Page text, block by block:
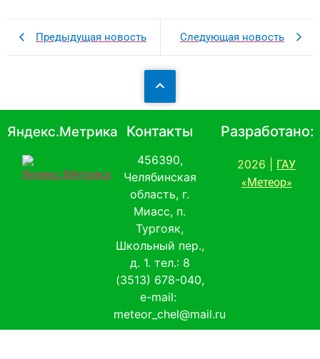
Предыдущая новость Следующая новость
Яндекс.Метрика Контакты
456390,
Челябинская
область, г.
Миасс, п.
Тургояк,
Школьный пер.,
д. 1. тел.: 8
(3513) 678-040,
e-mail:
meteor_chel@mail.ru
Разработано:
2026 |
ГАУ
«Метеор»